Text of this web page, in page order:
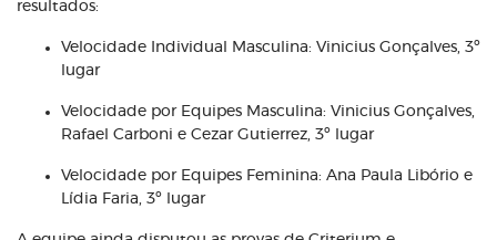
resultados:
Velocidade Individual Masculina: Vinicius Gonçalves, 3º
lugar
Velocidade por Equipes Masculina: Vinicius Gonçalves,
Rafael Carboni e Cezar Gutierrez, 3º lugar
Velocidade por Equipes Feminina: Ana Paula Libório e
Lídia Faria, 3º lugar